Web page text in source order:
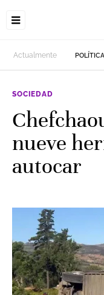
Actualmente POLÍTICA
SOCIEDAD
nueve
autocar